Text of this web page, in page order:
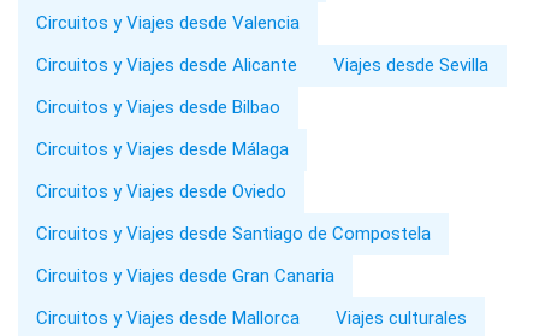
Circuitos y Viajes desde Valencia
Circuitos y Viajes desde Alicante
Viajes desde Sevilla
Circuitos y Viajes desde Bilbao
Circuitos y Viajes desde Málaga
Circuitos y Viajes desde Oviedo
Circuitos y Viajes desde Santiago de Compostela
Circuitos y Viajes desde Gran Canaria
Circuitos y Viajes desde Mallorca
Viajes culturales